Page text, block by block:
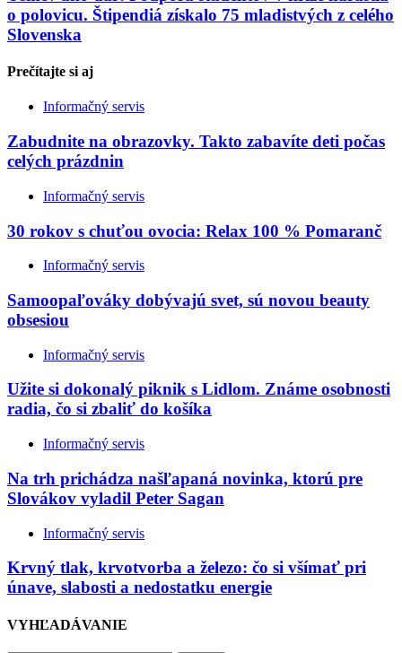
o polovicu. Štipendiá získalo 75 mladistvých z celého
Slovenska
Prečítajte si aj
Informačný servis
Zabudnite na obrazovky. Takto zabavíte deti počas
celých prázdnin
Informačný servis
30 rokov s chuťou ovocia: Relax 100 % Pomaranč
Informačný servis
Samoopaľováky dobývajú svet, sú novou beauty
obsesiou
Informačný servis
Užite si dokonalý piknik s Lidlom. Známe osobnosti
radia, čo si zbaliť do košíka
Informačný servis
Na trh prichádza našľapaná novinka, ktorú pre
Slovákov vyladil Peter Sagan
Informačný servis
Krvný tlak, krvotvorba a železo: čo si všímať pri
únave, slabosti a nedostatku energie
VYHĽADÁVANIE